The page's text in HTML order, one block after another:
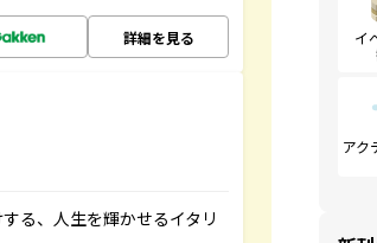
詳細を見る
る、人生を輝かせるイタリ
イ
アク